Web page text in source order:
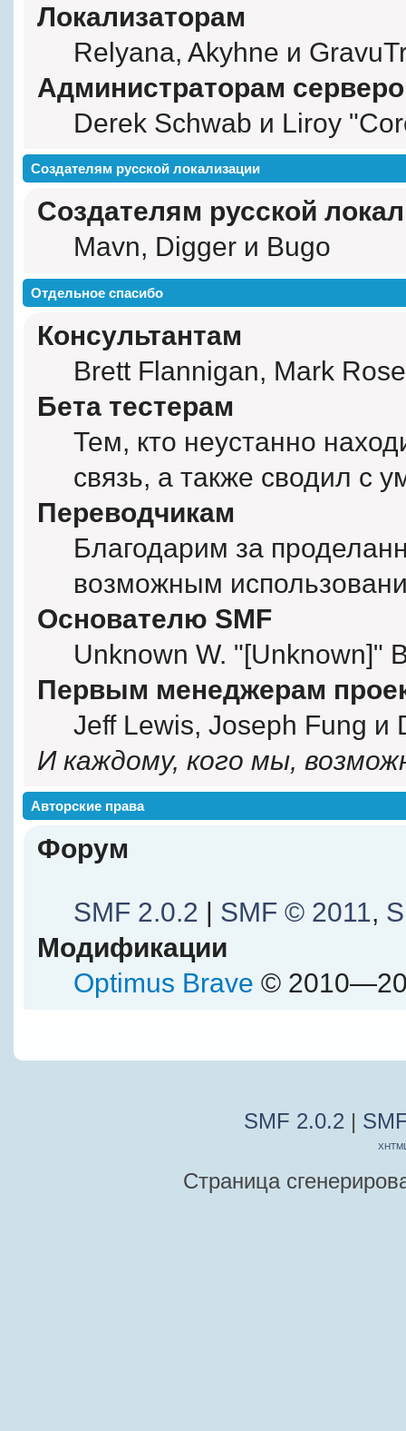
Локализаторам
Relyana, Akyhne и
Администраторам
Derek Schwab и Liroy
Создателям русской локализации
Создателям русской
Mavn, Digger и Bugo
Отдельное спасибо
Консультантам
Brett Flannigan, Mark
Бета тестерам
Тем, кто неустанно
связь, а также сводил с
Переводчикам
Благодарим за
возможным
Основателю SMF
Unknown W. "[Unknown]"
Первым менеджерам
Jeff Lewis, Joseph Fung и
И каждому, кого мы,
Авторские права
Форум
SMF 2.0.2 | SMF © 2011,
Модификации
Optimus Brave ©
SMF 2.0.2 |
Страница